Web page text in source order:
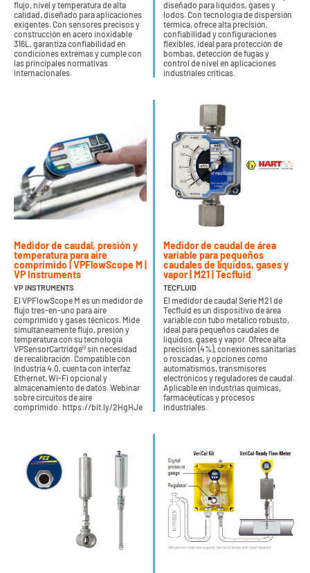
flujo, nivel y temperatura de alta
calidad, diseñado para aplicaciones
exigentes. Con sensores precisos y
construcción en acero inoxidable
316L, garantiza confiabilidad en
condiciones extremas y cumple con
las principales normativas
internacionales.
diseñado para líquidos, gases y
lodos. Con tecnología de dispersión
térmica, ofrece alta precisión,
confiabilidad y configuraciones
flexibles, ideal para protección de
bombas, detección de fugas y
control de nivel en aplicaciones
industriales críticas.
Medidor de caudal, presión y
temperatura para aire
comprimido | VPFlowScope M |
VP Instruments
VP INSTRUMENTS
El VPFlowScope M es un medidor de
flujo tres-en-uno para aire
comprimido y gases técnicos. Mide
simultáneamente flujo, presión y
temperatura con su tecnología
VPSensorCartridge® sin necesidad
de recalibración. Compatible con
Industria 4.0, cuenta con interfaz
Ethernet, Wi-Fi opcional y
almacenamiento de datos. Webinar
sobre circuitos de aire
comprimido: https://bit.ly/2HgHJe
Medidor de caudal de área
variable para pequeños
caudales de líquidos, gases y
vapor | M21 | Tecfluid
TECFLUID
El medidor de caudal Serie M21 de
Tecfluid es un dispositivo de área
variable con tubo metálico robusto,
ideal para pequeños caudales de
líquidos, gases y vapor. Ofrece alta
precisión (4%), conexiones sanitarias
o roscadas, y opciones como
automatismos, transmisores
electrónicos y reguladores de caudal.
Aplicable en industrias químicas,
farmacéuticas y procesos
industriales.